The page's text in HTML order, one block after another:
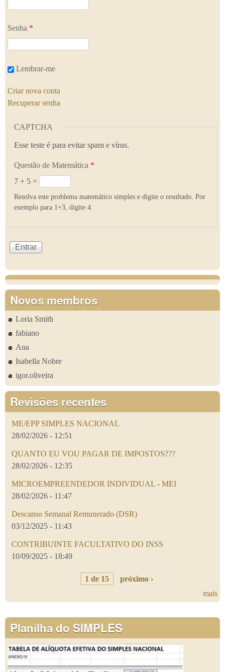
Senha *
Lembrar-me
Criar nova conta
Recuperar senha
CAPTCHA
Esse teste é para evitar spam e vírus.
Questão de Matemática *
7 + 5 =
Resolva este problema matemático simples e digite o resultado. Por
exemplo para 1+3, digite 4.
Novos membros
Loria Smith
fabiano
Ana
Isabella Nobre
igor.oliveira
Revisões recentes
ME/EPP SIMPLES NACIONAL
28/02/2026 - 12:51
QUANTO EU VOU PAGAR DE IMPOSTOS???
28/02/2026 - 12:35
MICROEMPREENDEDOR INDIVIDUAL - MEI
28/02/2026 - 11:47
Descanso Semanal Remunerado (DSR)
03/12/2025 - 11:43
CONTRIBUINTE FACULTATIVO DO INSS
10/09/2025 - 18:49
1 de 15
próximo ›
mais
Planilha do SIMPLES